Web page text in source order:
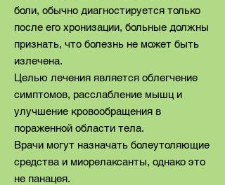
боли, обычно диагностируется только
после его хронизации, больные должны
признать, что болезнь не может быть
излечена.
Целью лечения является облегчение
симптомов, расслабление мышц и
улучшение кровообращения в
пораженной области тела.
Врачи могут назначать болеутоляющие
средства и миорелаксанты, однако это
не панацея.